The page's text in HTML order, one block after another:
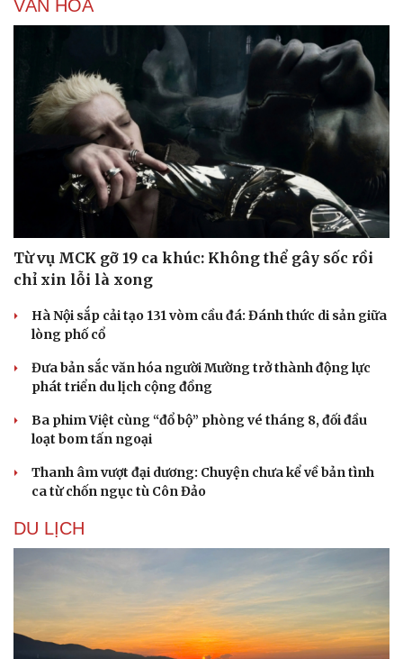
Văn hóa
Sân khấu - Điện ảnh
Âm nhạc
Giải trí
Nghệ sĩ
Thời trang
Sao Việt
VĂN HÓA
Từ vụ MCK gỡ 19 ca khúc: Không thể gây sốc rồi
chỉ xin lỗi là xong
Hà Nội sắp cải tạo 131 vòm cầu đá: Đánh thức di sản giữa
lòng phố cổ
Đưa bản sắc văn hóa người Mường trở thành động lực
phát triển du lịch cộng đồng
Ba phim Việt cùng “đổ bộ” phòng vé tháng 8, đối đầu
loạt bom tấn ngoại
Thanh âm vượt đại dương: Chuyện chưa kể về bản tình
ca từ chốn ngục tù Côn Đảo
DU LỊCH